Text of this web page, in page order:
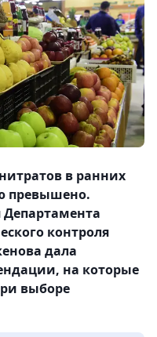
в ранних
превышено.
Департамента
контроля
дала
на которые
выборе